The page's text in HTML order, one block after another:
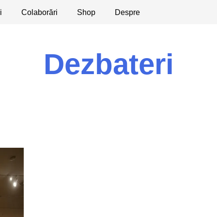
Colaborări Shop Despre
Dezbateri Apeluri
Dezbateri